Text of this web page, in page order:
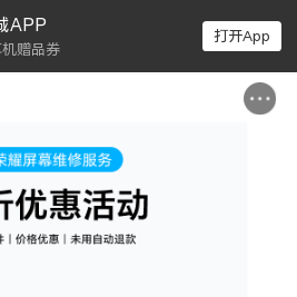
APP
赠品券
打开App